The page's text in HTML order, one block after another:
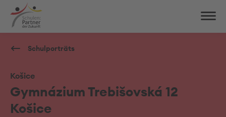
Schulporträts
Košice
Gymnázium Trebišovská 12
Košice